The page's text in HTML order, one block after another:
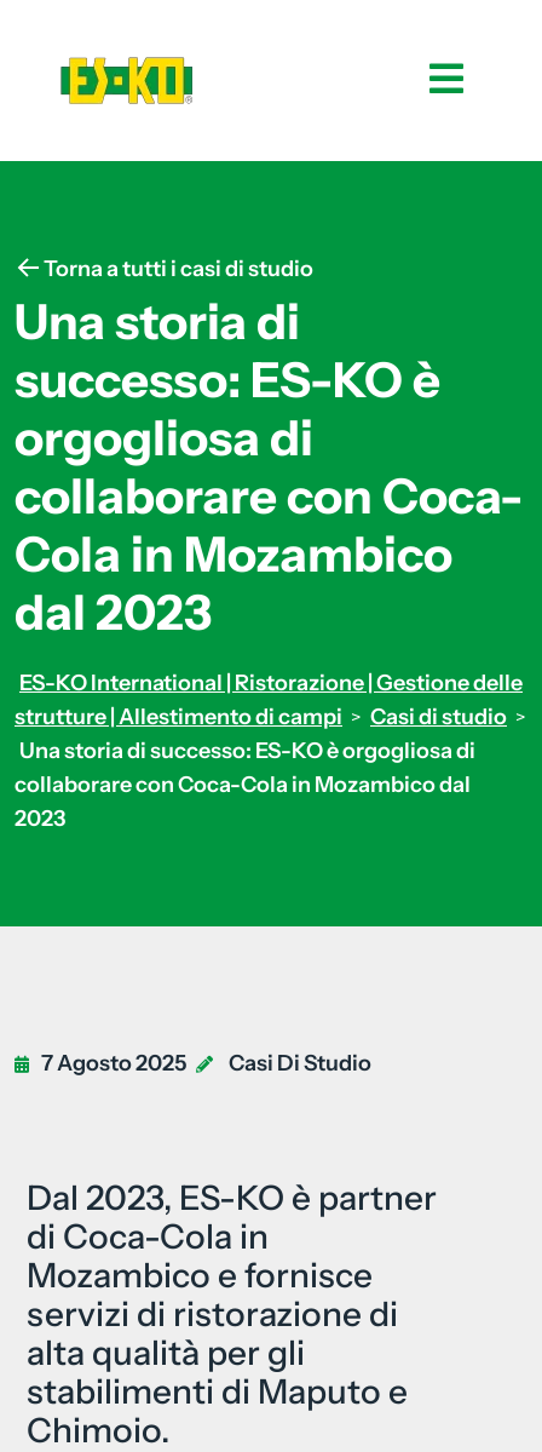
Torna a tutti i casi di studio
Una storia di
successo: ES-KO è
orgogliosa di
collaborare con Coca-
Cola in Mozambico
dal 2023
ES-KO International | Ristorazione | Gestione delle
strutture | Allestimento di campi > Casi di studio >
Una storia di successo: ES-KO è orgogliosa di
collaborare con Coca-Cola in Mozambico dal
2023
7 Agosto 2025 Casi Di Studio
Dal 2023, ES-KO è partner
di Coca-Cola in
Mozambico e fornisce
servizi di ristorazione di
alta qualità per gli
stabilimenti di Maputo e
Chimoio.